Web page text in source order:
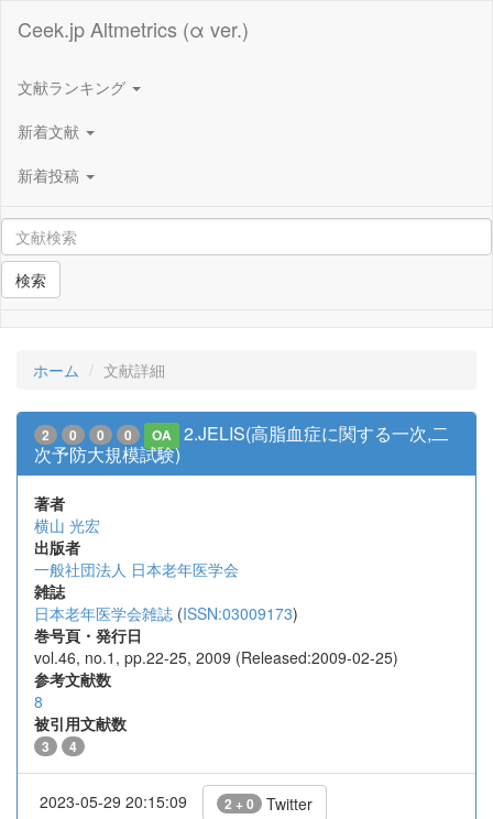
Ceek.jp Altmetrics (α ver.)
文献ランキング
新着文献
新着投稿
検索
ホーム 文献詳細
2 0 0 0 OA
2.JELIS(高脂血症に関する一次,二
次予防大規模試験)
著者
横山 光宏
出版者
一般社団法人 日本老年医学会
雑誌
日本老年医学会雑誌 (ISSN:03009173)
巻号頁・発行日
vol.46, no.1, pp.22-25, 2009 (Released:2009-02-25)
参考文献数
8
被引用文献数
3 4
2023-05-29 20:15:09 2 + 0 Twitter